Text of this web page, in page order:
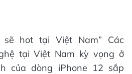
hot tại Việt Nam” Các
tại Việt Nam kỳ vọng ở
của dòng iPhone 12 sắp